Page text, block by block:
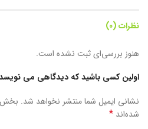
نظرات (0)
هنوز بررسی‌ای ثبت نشده است.
اولین کسی باشید که دیدگاهی می
نشانی ایمیل شما منتشر نخواهد شد.
شده‌اند *